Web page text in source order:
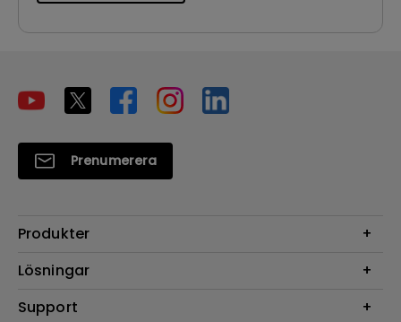
Prenumerera
Produkter
Projektorer
Belysning
Lösningar
Digital Display
Support